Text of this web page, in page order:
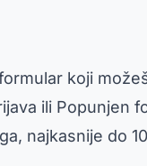
koji
ili Popunjen
najkasnije do